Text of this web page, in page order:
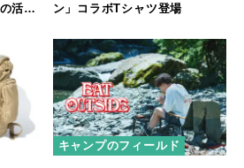
活動
ン」コラボTシャツ登場
キャンプのフィールド